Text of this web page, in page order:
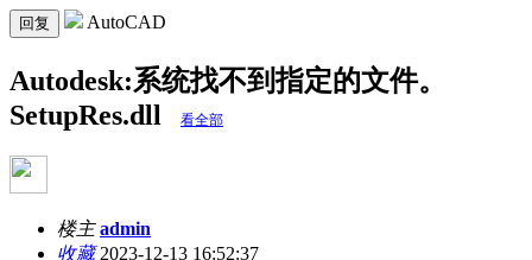
回复 AutoCAD
Autodesk:系统找不到指定的文件。
SetupRes.dll
看全部
楼主 admin
收藏2023-12-13 16:52:37